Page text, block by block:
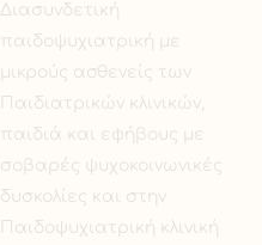
Διασυνδετική
παιδοψυχιατρική με
μικρούς ασθενείς των
Παιδιατρικών κλινικών,
παιδιά και εφήβους με
σοβαρές ψυχοκοινωνικές
δυσκολίες και στην
Παιδοψυχιατρική κλινική